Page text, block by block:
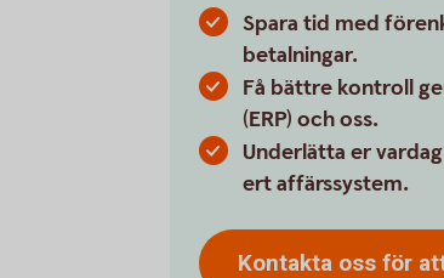
Spara tid med
betalningar.
Få bättre kontroll
(ERP) och oss.
Underlätta er
ert affärssystem.
Kontakta oss för